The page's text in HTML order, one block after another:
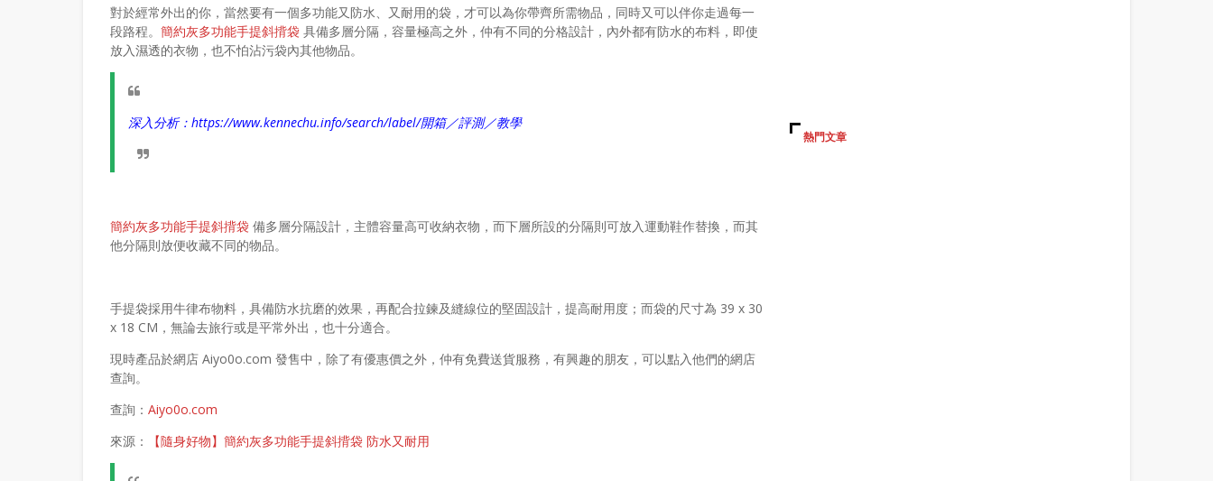
對於經常外出的你，當然要有一個多功能又防水、又耐用的袋，才可以為你帶齊所需物品，同時又可以伴你走過每一
段路程。 簡約灰多功能手提斜揹袋 具備多層分隔，容量極高之外，仲有不同的分格設計，內外都有防水的布料，即使
放入濕透的衣物，也不怕沾污袋內其他物品。
深入分析： https://www.kennechu.info/search/label/開箱／評測／教學
簡約灰多功能手提斜揹袋 備多層分隔設計，主體容量高可收納衣物，而下層所設的分隔則可放入運動鞋作替換，而其
他分隔則放便收藏不同的物品。
手提袋採用牛律布物料，具備防水抗磨的效果，再配合拉鍊及縫線位的堅固設計，提高耐用度；而袋的尺寸為 39 x 30
x 18 CM，無論去旅行或是平常外出，也十分適合。
現時產品於網店 Aiyo0o.com 發售中，除了有優惠價之外，仲有免費送貨服務，有興趣的朋友，可以點入他們的網店
查詢。
查詢： Aiyo0o.com
來源：
【隨身好物】簡約灰多功能手提斜揹袋 防水又耐用
熱門文章